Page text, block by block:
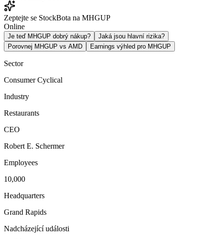
Zeptejte se StockBota na MHGUP
Online
Je teď MHGUP dobrý nákup?
Jaká jsou hlavní rizika?
Porovnej MHGUP vs AMD
Earnings výhled pro MHGUP
Sector
Consumer Cyclical
Industry
Restaurants
CEO
Robert E. Schermer
Employees
10,000
Headquarters
Grand Rapids
Nadcházející události